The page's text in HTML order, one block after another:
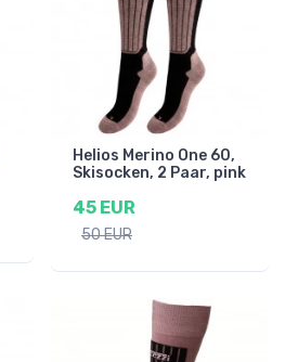
Helios Merino One 60,
Skisocken, 2 Paar, pink
45 EUR
50 EUR